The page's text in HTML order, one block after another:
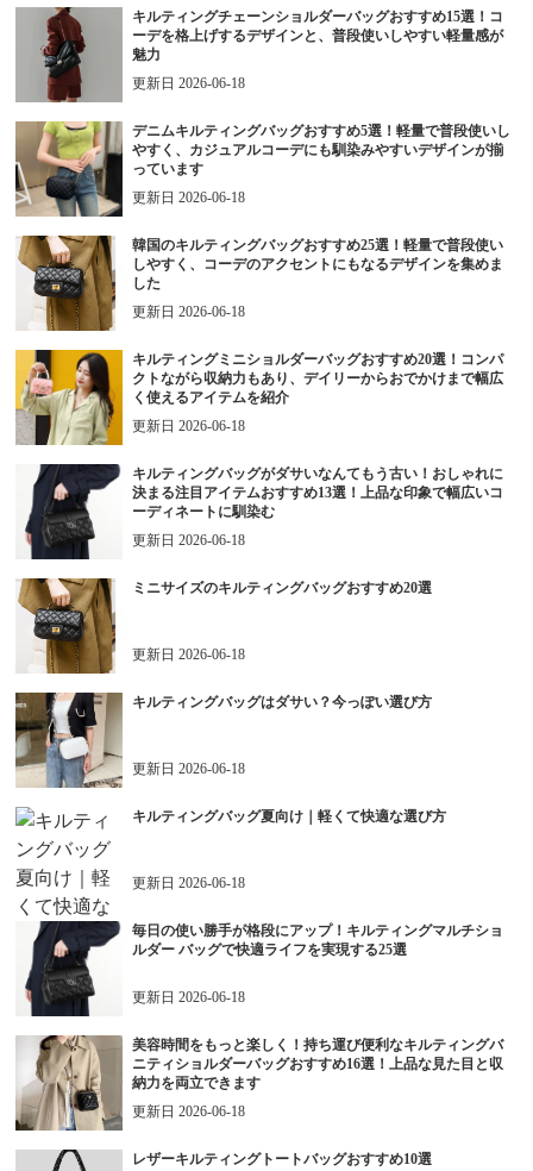
キルティングチェーンショルダーバッグおすすめ15選！コ
ーデを格上げするデザインと、普段使いしやすい軽量感が
魅力
更新日2026-06-18
デニムキルティングバッグおすすめ5選！軽量で普段使いし
やすく、カジュアルコーデにも馴染みやすいデザインが揃
っています
更新日2026-06-18
韓国のキルティングバッグおすすめ25選！軽量で普段使い
しやすく、コーデのアクセントにもなるデザインを集めま
した
更新日2026-06-18
キルティングミニショルダーバッグおすすめ20選！コンパ
クトながら収納力もあり、デイリーからおでかけまで幅広
く使えるアイテムを紹介
更新日2026-06-18
キルティングバッグがダサいなんてもう古い！おしゃれに
決まる注目アイテムおすすめ13選！上品な印象で幅広いコ
ーディネートに馴染む
更新日2026-06-18
ミニサイズのキルティングバッグおすすめ20選
更新日2026-06-18
キルティングバッグはダサい？今っぽい選び方
更新日2026-06-18
キルティングバッグ夏向け｜軽くて快適な選び方
更新日2026-06-18
毎日の使い勝手が格段にアップ！キルティングマルチショ
ルダー バッグで快適ライフを実現する25選
更新日2026-06-18
美容時間をもっと楽しく！持ち運び便利なキルティングバ
ニティショルダーバッグおすすめ16選！上品な見た目と収
納力を両立できます
更新日2026-06-18
レザーキルティングトートバッグおすすめ10選